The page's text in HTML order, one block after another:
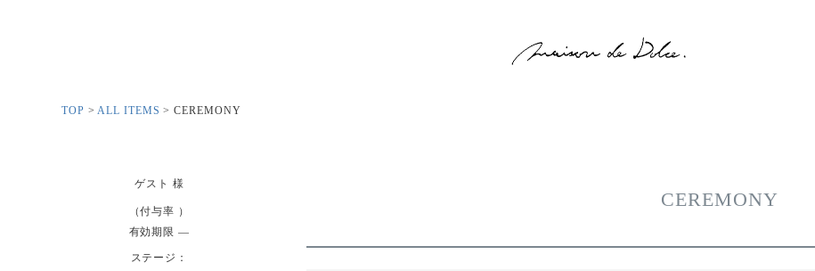
TOP ALL ITEMS CEREMONY
ゲスト 様
（付与率 ）
有効期限
ステージ：
CEREMONY